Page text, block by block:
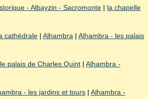
- Albayzin - Sacromonte | la chapelle
cathédrale | Alhambra | Alhambra - les palais
palais de Charles Quint | Alhambra -
- les jardins et tours | Alhambra -